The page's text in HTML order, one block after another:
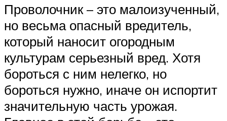
Проволочник – это малоизученный,
но весьма опасный вредитель,
который наносит огородным
культурам серьезный вред. Хотя
бороться с ним нелегко, но
бороться нужно, иначе он испортит
значительную часть урожая.